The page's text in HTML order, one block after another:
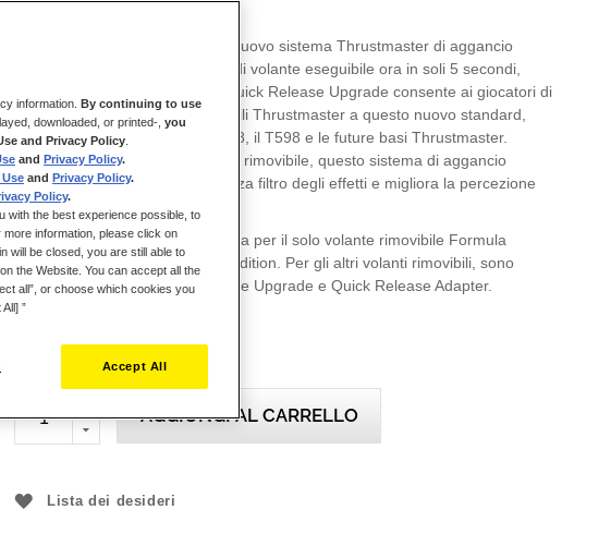
Il volante T818 ha inaugurato il nuovo sistema Thrustmaster di aggancio
rapido, che semplifica il cambio di volante eseguibile ora in soli 5 secondi,
anche nel corso di un gioco. Il Quick Release Upgrade consente ai giocatori di
convertire i propri volanti rimovibili Thrustmaster a questo nuovo standard,
rendendoli compatibili con il T818, il T598 e le future basi Thrustmaster.
Avvitato direttamente nel volante rimovibile, questo sistema di aggancio
garantisce una trasmissione senza filtro degli effetti e migliora la percezione
del Force Feedback.
Questa versione è stata concepita per il solo volante rimovibile Formula
Wheel-Add On Ferrari SF1000 Edition. Per gli altri volanti rimovibili, sono
disponibili i normali Quick Release Upgrade e Quick Release Adapter.
AGGIUNGI AL CARRELLO
Lista dei desideri
information. By continuing to use
downloaded, or printed-, you
and Privacy Policy
and Privacy Policy.
and Privacy Policy.
Policy.
with the best experience possible, to
information, please click on
will be closed, you are still able to
the Website. You can accept all the
all”, or choose which cookies you
”
Accept All